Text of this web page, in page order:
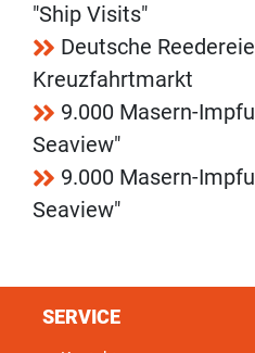
"Ship Visits"
Deutsche
Kreuzfahrtmarkt
9.000 Masern-
Seaview"
9.000 Masern-
Seaview"
SERVICE